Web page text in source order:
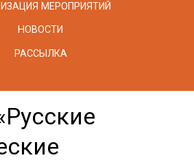
МЕРОПРИЯТИЙ
НОВОСТИ
РАССЫЛКА